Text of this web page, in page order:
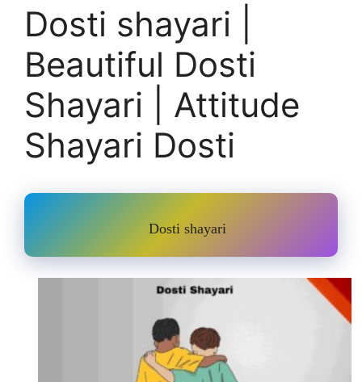
Dosti shayari |
Beautiful Dosti
Shayari | Attitude
Shayari Dosti
Dosti shayari